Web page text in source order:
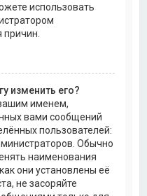
использовать
изменить его?
именем,
вами сообщений
пользователей:
Обычно
наименования
они установлены её
не засоряйте